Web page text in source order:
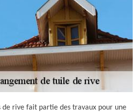
de rive fait partie des travaux pour une